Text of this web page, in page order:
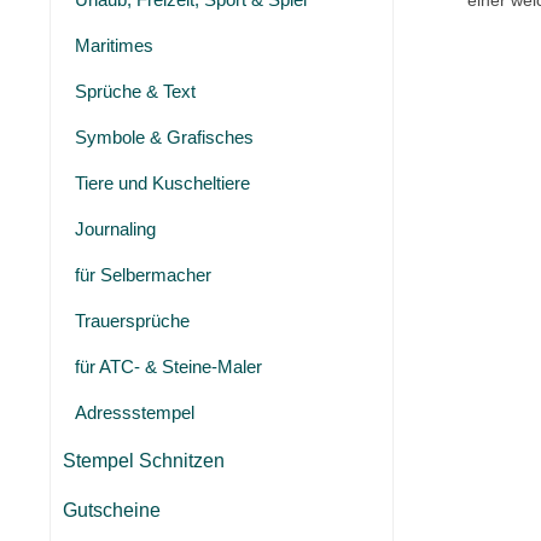
Maritimes
Sprüche & Text
Symbole & Grafisches
Tiere und Kuscheltiere
Journaling
für Selbermacher
Trauersprüche
für ATC- & Steine-Maler
Adressstempel
Stempel Schnitzen
Gutscheine